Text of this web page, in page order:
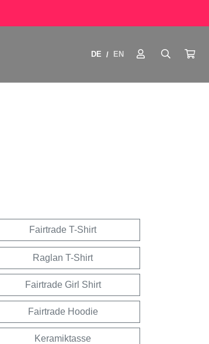
DE / EN
Fairtrade T-Shirt
Raglan T-Shirt
Fairtrade Girl Shirt
Fairtrade Hoodie
Keramiktasse